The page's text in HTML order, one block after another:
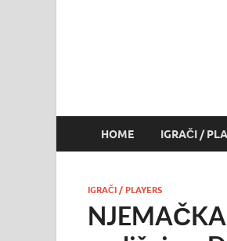
HOME IGRAČI /
IGRAČI / PLAYERS